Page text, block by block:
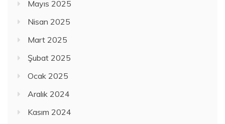
Mayıs 2025
Nisan 2025
Mart 2025
Şubat 2025
Ocak 2025
Aralık 2024
Kasım 2024